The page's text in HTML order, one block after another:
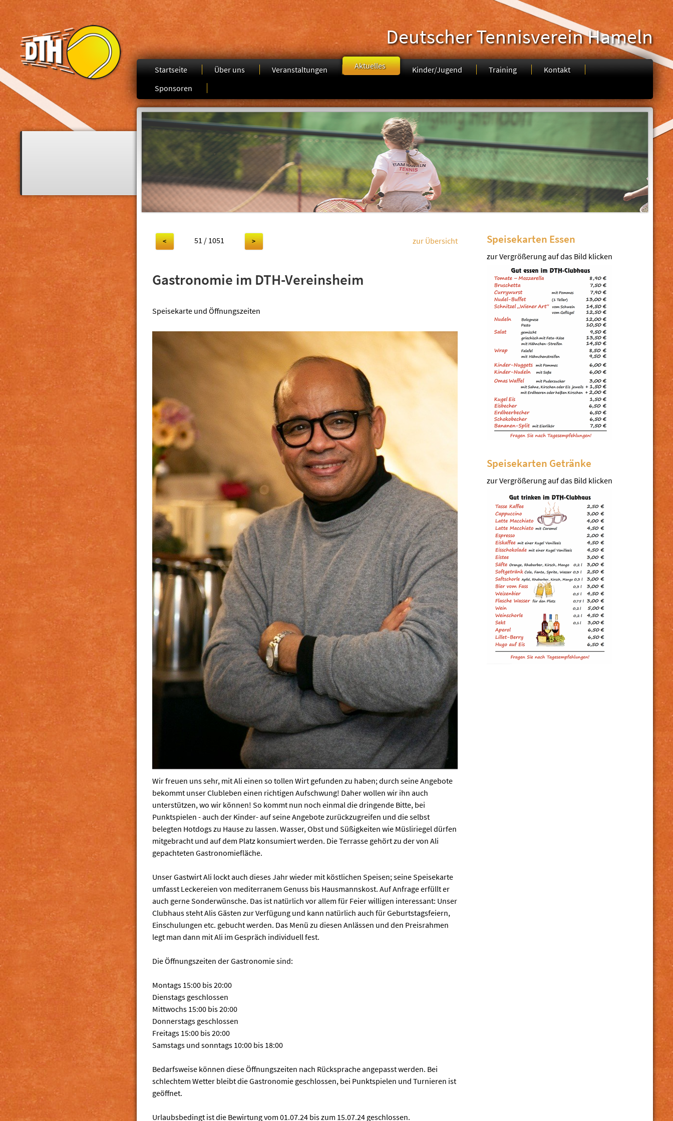
Deutscher Tennisverein Hameln
Startseite Über uns Veranstaltungen Aktuelles Kinder/Jugend Training
Kontakt
Sponsoren
< 51 / 1051 > zur Übersicht
Gastronomie im DTH-Vereinsheim
Speisekarte und Öffnungszeiten
Wir freuen uns sehr, mit Ali einen so tollen Wirt gefunden zu haben; durch seine Angebote
bekommt unser Clubleben einen richtigen Aufschwung! Daher wollen wir ihn auch
unterstützen, wo wir können! So kommt nun noch einmal die dringende Bitte, bei
Punktspielen - auch der Kinder- auf seine Angebote zurückzugreifen und die selbst
belegten Hotdogs zu Hause zu lassen. Wasser, Obst und Süßigkeiten wie Müsliriegel dürfen
mitgebracht und auf dem Platz konsumiert werden. Die Terrasse gehört zu der von Ali
gepachteten Gastronomiefläche.
Unser Gastwirt Ali lockt auch dieses Jahr wieder mit köstlichen Speisen; seine Speisekarte
umfasst Leckereien von mediterranem Genuss bis Hausmannskost. Auf Anfrage erfüllt er
auch gerne Sonderwünsche. Das ist natürlich vor allem für Feier willigen interessant: Unser
Clubhaus steht Alis Gästen zur Verfügung und kann natürlich auch für Geburtstagsfeiern,
Einschulungen etc. gebucht werden. Das Menü zu diesen Anlässen und den Preisrahmen
legt man dann mit Ali im Gespräch individuell fest.
Die Öffnungszeiten der Gastronomie sind:
Montags 15:00 bis 20:00
Dienstags geschlossen
Mittwochs 15:00 bis 20:00
Donnerstags geschlossen
Freitags 15:00 bis 20:00
Samstags und sonntags 10:00 bis 18:00
Bedarfsweise können diese Öffnungszeiten nach Rücksprache angepasst werden. Bei
schlechtem Wetter bleibt die Gastronomie geschlossen, bei Punktspielen und Turnieren ist
geöffnet.
Urlaubsbedingt ist die Bewirtung vom 01.07.24 bis zum 15.07.24 geschlossen.
Speisekarten Essen
zur Vergrößerung auf das Bild klicken
Speisekarten Getränke
zur Vergrößerung auf das Bild klicken